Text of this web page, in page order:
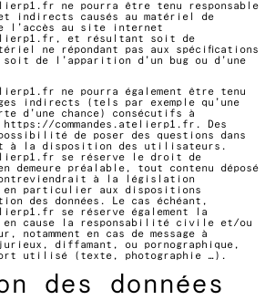
ne pourra être tenu responsable
et indirects causés au matériel de
l’accès au site internet
, et résultant soit de
ne répondant pas aux spécifications
de l’apparition d’un bug ou d’une
ne pourra également être tenu
indirects (tels par exemple qu’une
d’une chance) consécutifs à
https://commandes.atelierp1.fr . Des
de poser des questions dans
à la disposition des utilisateurs.
se réserve le droit de
demeure préalable, tout contenu déposé
à la législation
en particulier aux dispositions
des données. Le cas échéant,
se réserve également la
cause la responsabilité civile et/ou
en cas de message à
diffamant, ou pornographique,
utilisé (texte, photographie …).
des données